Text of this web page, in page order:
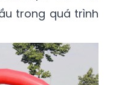
trong quá trình